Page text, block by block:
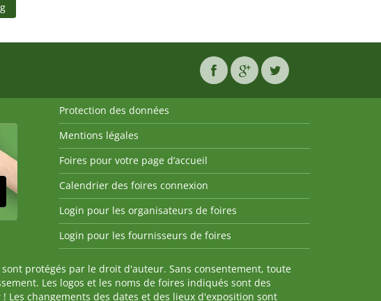
Protection des données
Mentions légales
Foires pour votre page d’accueil
Calendrier des foires connexion
Login pour les organisateurs de foires
Login pour les fournisseurs de foires
protégés par le droit d'auteur. Sans consentement, toute
Les logos et les noms de foires indiqués sont des
Les changements des dates et des lieux d'exposition sont